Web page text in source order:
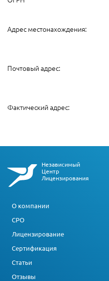
Адрес местонахождения:
Почтовый адрес:
Фактический адрес:
Независимый
Центр
Лицензирования
О компании
СРО
Лицензирование
Сертификация
Статьи
Отзывы